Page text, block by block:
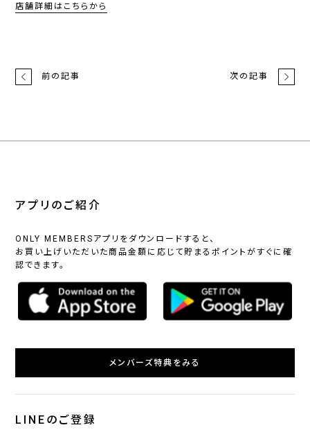
店舗詳細はこちらから
前の記事 次の記事
アプリのご紹介
ONLY MEMBERSアプリをダウンロードすると、
お買い上げいただいた商品金額に応じて貯まるポイントがすぐに確
認できます。
メンバーズ特典をみる
LINEのご登録